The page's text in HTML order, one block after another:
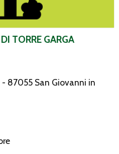
TORRE GARGA
- 87055 San Giovanni in